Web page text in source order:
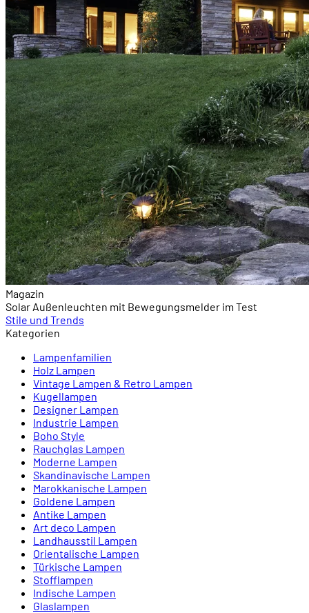
Magazin
Solar Außenleuchten mit Bewegungsmelder im Test
Stile und Trends
Kategorien
Lampenfamilien
Holz Lampen
Vintage Lampen & Retro Lampen
Kugellampen
Designer Lampen
Industrie Lampen
Boho Style
Rauchglas Lampen
Moderne Lampen
Skandinavische Lampen
Marokkanische Lampen
Goldene Lampen
Antike Lampen
Art deco Lampen
Landhausstil Lampen
Orientalische Lampen
Türkische Lampen
Stofflampen
Indische Lampen
Glaslampen